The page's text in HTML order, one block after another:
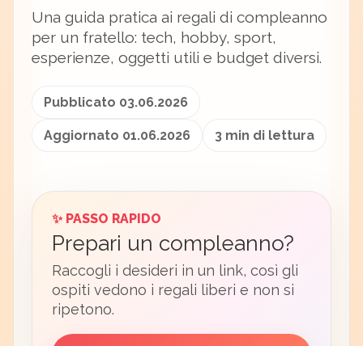
Una guida pratica ai regali di compleanno
per un fratello: tech, hobby, sport,
esperienze, oggetti utili e budget diversi.
Pubblicato 03.06.2026
Aggiornato 01.06.2026 3 min di lettura
✨ PASSO RAPIDO
Prepari un compleanno?
Raccogli i desideri in un link, così gli
ospiti vedono i regali liberi e non si
ripetono.